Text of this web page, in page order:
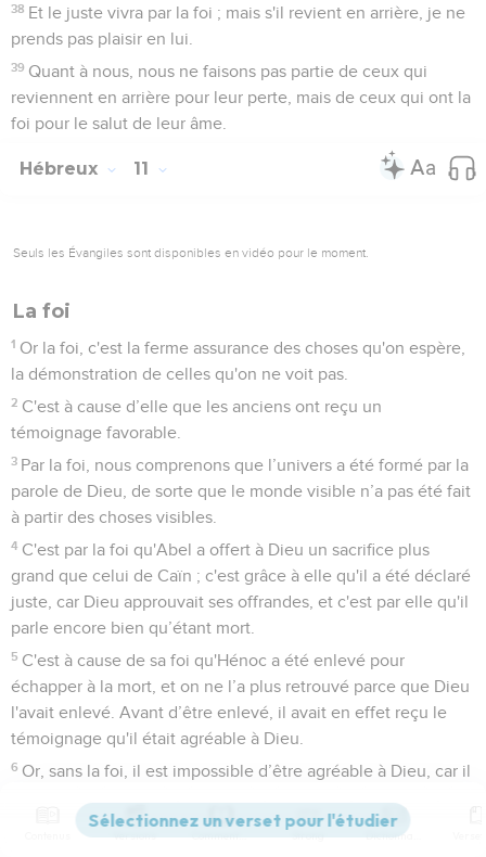
38 Et le juste vivra par la foi ; mais s'il revient en arrière, je ne
prends pas plaisir en lui.
39 Quant à nous, nous ne faisons pas partie de ceux qui
reviennent en arrière pour leur perte, mais de ceux qui ont la
foi pour le salut de leur âme.
Hébreux 11
Seuls les Évangiles sont disponibles en vidéo pour le moment.
La foi
1 Or la foi, c'est la ferme assurance des choses qu'on espère,
la démonstration de celles qu'on ne voit pas.
2 C'est à cause d’elle que les anciens ont reçu un
témoignage favorable.
3 Par la foi, nous comprenons que l’univers a été formé par la
parole de Dieu, de sorte que le monde visible n’a pas été fait
à partir des choses visibles.
4 C'est par la foi qu'Abel a offert à Dieu un sacrifice plus
grand que celui de Caïn ; c'est grâce à elle qu'il a été déclaré
juste, car Dieu approuvait ses offrandes, et c'est par elle qu'il
parle encore bien qu’étant mort.
5 C'est à cause de sa foi qu'Hénoc a été enlevé pour
échapper à la mort, et on ne l’a plus retrouvé parce que Dieu
l'avait enlevé. Avant d’être enlevé, il avait en effet reçu le
témoignage qu'il était agréable à Dieu.
6 Or, sans la foi, il est impossible d’être agréable à Dieu, car il
qu'il récompense ceux qui le cherchent.
Versions Commentaires Strong